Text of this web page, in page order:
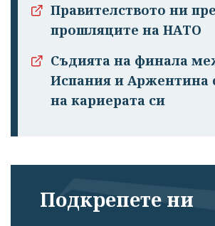
Правителството ни
прошляците на НАТО
Съдията на финала
Испания и Аржентина
на кариерата си
Подкрепете ни